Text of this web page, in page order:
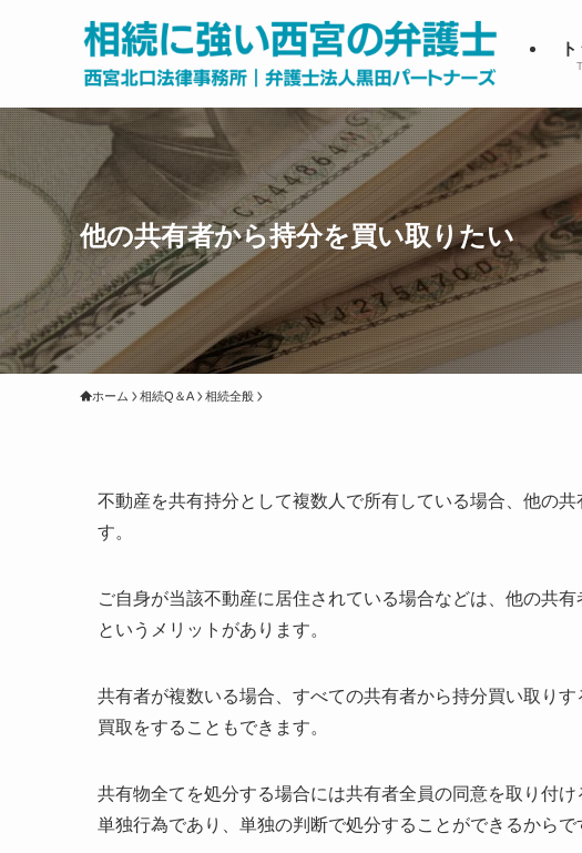
他の共有者から持分を買い取りたい
ホーム 相続Q＆A 相続全般
不動産を共有持分として複数人で所有している場合、他の
す。
ご自身が当該不動産に居住されている場合などは、他の共
というメリットがあります。
共有者が複数いる場合、すべての共有者から持分買い取り
買取をすることもできます。
共有物全てを処分する場合には共有者全員の同意を取り付
単独行為であり、単独の判断で処分することができるからで